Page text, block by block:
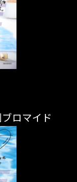
ロマイド